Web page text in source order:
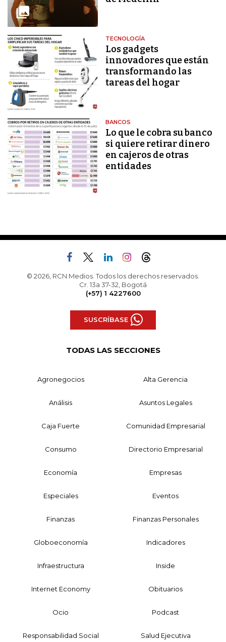
TECNOLOGÍA
Los gadgets
innovadores que están
transformando las
tareas del hogar
BANCOS
Lo que le cobra su banco
si quiere retirar dinero
en cajeros de otras
entidades
© 2026, RCN Medios. Todos los derechos reservados.
Cr. 13a 37-32, Bogotá
(+57) 1 4227600
SUSCRÍBASE
TODAS LAS SECCIONES
Agronegocios Alta Gerencia
Análisis Asuntos Legales
Caja Fuerte Comunidad Empresarial
Consumo Directorio Empresarial
Economía Empresas
Especiales Eventos
Finanzas Finanzas Personales
Globoeconomía Indicadores
Infraestructura Inside
Internet Economy Obituarios
Ocio Podcast
Responsabilidad Social Salud Ejecutiva